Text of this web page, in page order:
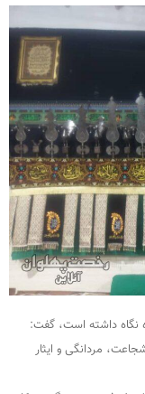
نگاه داشته است، گفت:
مردانگی و ایثار